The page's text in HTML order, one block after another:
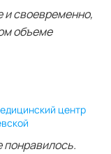
и своевременно,
объеме
центр
понравилось.